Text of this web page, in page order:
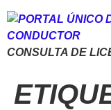
CONSULTA DE